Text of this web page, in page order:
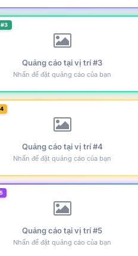
Quảng cáo tại vị trí #3
Nhấn để đặt quảng cáo của bạn
Quảng cáo tại vị trí #4
Nhấn để đặt quảng cáo của bạn
Quảng cáo tại vị trí #5
Nhấn để đặt quảng cáo của bạn